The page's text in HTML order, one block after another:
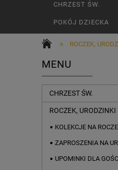
CHRZEST ŚW.
POKÓJ DZIECKA
» ROCZEK,
MENU
CHRZEST ŚW.
ROCZEK, URODZINKI
KOLEKCJE NA
ZAPROSZENIA NA
UPOMINKI DLA